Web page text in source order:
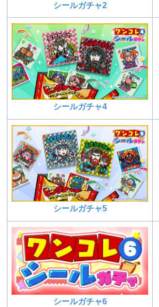
シールガチャ2
シールガチャ4
シールガチャ5
シールガチャ6